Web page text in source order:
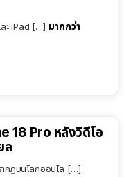
ละ iPad […] มากกว่า
18 Pro หลังวิดีโอ
ล
กฏบนโลกออนไล […]